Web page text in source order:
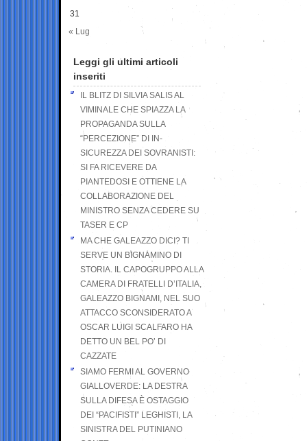
31
« Lug
Leggi gli ultimi articoli
inseriti
IL BLITZ DI SILVIA SALIS AL
VIMINALE CHE SPIAZZA LA
PROPAGANDA SULLA
“PERCEZIONE” DI IN-
SICUREZZA DEI SOVRANISTI:
SI FA RICEVERE DA
PIANTEDOSI E OTTIENE LA
COLLABORAZIONE DEL
MINISTRO SENZA CEDERE SU
TASER E CP
MA CHE GALEAZZO DICI? TI
SERVE UN BIGNAMINO DI
STORIA. IL CAPOGRUPPO ALLA
CAMERA DI FRATELLI D’ITALIA,
GALEAZZO BIGNAMI, NEL SUO
ATTACCO SCONSIDERATO A
OSCAR LUIGI SCALFARO HA
DETTO UN BEL PO’ DI
CAZZATE
SIAMO FERMI AL GOVERNO
GIALLOVERDE: LA DESTRA
SULLA DIFESA È OSTAGGIO
DEI “PACIFISTI” LEGHISTI, LA
SINISTRA DEL PUTINIANO